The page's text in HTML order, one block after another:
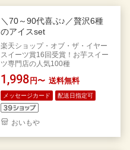
＼70～90代喜ぶ♪／贅沢6種
のアイスset
楽天ショップ・オブ・ザ・イヤー
スイーツ賞16回受賞！お芋スイー
ツ専門店の人気100種
1,998 円〜 送料無料
メッセージカード 配送日指定可
おいもや